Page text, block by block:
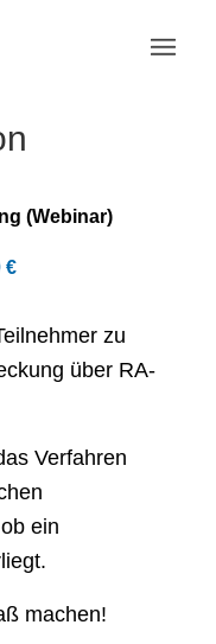
(Webinar)
€
zu
über RA-
Verfahren
ein
machen!